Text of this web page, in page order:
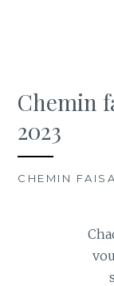
Chemin
2023
CHEMIN